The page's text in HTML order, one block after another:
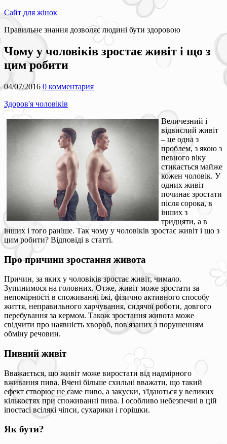
Сайт для жінок
Правильне знання дозволяє людині бути здоровою
Чому у чоловіків зростає живіт і що з
цим робити
04/07/2016 0 комментария
Здоров'я чоловіків
Величезний і
відвислий живіт
– це одна з
проблем, з якою з
певного віку
стикається майже
кожен чоловік. У
одних живіт
починає зростати
після сорока, в
інших з
тридцяти, а в
інших і того раніше. Так чому у чоловіків зростає живіт і що з
цим робити? Відповіді в статті.
Про причини зростання живота
Причин, за яких у чоловіків зростає живіт, чимало.
Зупинимося на головних. Отже, живіт може зростати за
непомірності в споживанні їжі, фізично активного способу
життя, неправильного харчування, сидячої роботи, довгого
перебування за кермом. Також зростання живота може
свідчити про наявність хвороб, пов'язаних з порушенням
обміну речовин.
Пивний живіт
Вважається, що живіт може виростати від надмірного
вживання пива. Вчені більше схильні вважати, що такий
ефект створює не саме пиво, а закуски, з'їдаються у великих
кількостях при споживанні пива. І особливо небезпечні в цій
іпостасі всілякі чіпси, сухарики і горішки.
Як бути?